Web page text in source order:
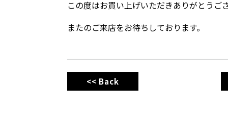
この度はお買い上げいただきありがとうご
またのご来店をお待ちしております。
<< Back